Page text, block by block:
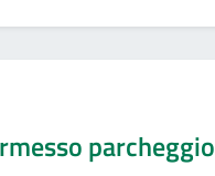
parcheggio